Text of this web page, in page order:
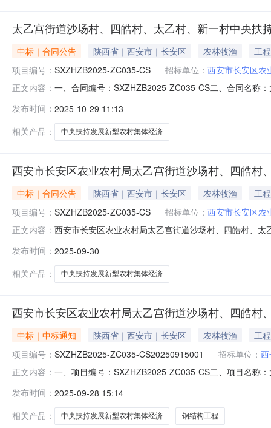
太乙宫街道沙场村、四皓村、太乙村、新一村中央扶
中标｜合同公告 陕西省｜西安市｜长安区 农林牧渔
工程
项目编号： SXZHZB2025-ZC035-CS 招标单位： 西安市长安区农
正文内容： 一、合同编号：SXZHZB2025-ZC035-CS二、合同名称
道西长安街669号西楼710号联系方式：029-84193052
发布时间： 2025-10-29 11:13
相关产品：
中央扶持发展新型农村集体经济
西安市长安区农业农村局太乙宫街道沙场村、四皓
中标｜合同公告 陕西省｜西安市｜长安区 农林牧渔
工程
项目编号： SXZHZB2025-ZC035-CS 招标单位： 西安市长安区农
正文内容： 西安市长安区农业农村局太乙宫街道沙场村、四皓村、
村、新一村中央扶持发展新型农村集体经济项目五、合
发布时间： 2025-09-30
相关产品：
中央扶持发展新型农村集体经济
西安市长安区农业农村局太乙宫街道沙场村、四皓
中标｜中标通知 陕西省｜西安市｜长安区 农林牧渔
工程
项目编号： SXZHZB2025-ZC035-CS20250915001 招标单位：
正文内容： 一、项目编号：SXZHZB2025-ZC035-CS二、项目名称
安市长安区子午大道绿地城DK1-7座608室综合评分法否
发布时间： 2025-09-28 15:14
相关产品：
中央扶持发展新型农村集体经济 钢结构工程